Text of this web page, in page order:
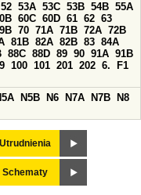
52 53A 53C 53B 54B 55A
60C 60D 61 62 63
70 71A 71B 72A 72B
81B 82A 82B 83 84A
88C 88D 89 90 91A 91B
100 101 201 202 6.
F1
N5B N6 N7A N7B
N8
Utrudnienia
Schematy